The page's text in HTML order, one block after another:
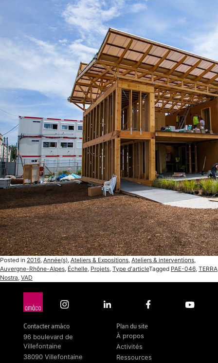
Posted in 2016, Année(s), Ateliers & Expositions, Ateliers & interventions,
Auvergne-Rhône-Alpes, Échelle, Projets, Type d'articleTagged PAE-046, TERRA
Nostra, VAD
Contacter amàco
96 boulevard de
Villefontaine
38090 Villefontaine
Plan du site
À propos
Activités
Ressources